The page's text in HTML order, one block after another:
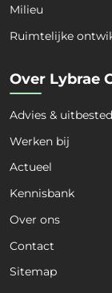
Milieu
Ruimtelijke
Over Lybrae
Advies &
Werken bij
Actueel
Kennisbank
Over ons
Contact
Sitemap